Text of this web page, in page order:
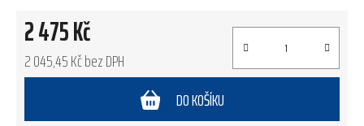
2 475 Kč
2 045,45 Kč bez DPH
DO KOŠÍKU